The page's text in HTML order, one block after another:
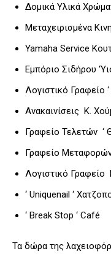
Δομικά Υλικά
Μεταχειρισμένα
Yamaha Service
Εμπόριο Σιδήρου
Λογιστικό Γραφείο
Ανακαινίσεις Κ.
Γραφείο Τελετών ‘
Γραφείο Μεταφορών
Λογιστικό Γραφείο
‘ Uniquenail ‘
‘ Break Stop ‘ Café
Τα δώρα της